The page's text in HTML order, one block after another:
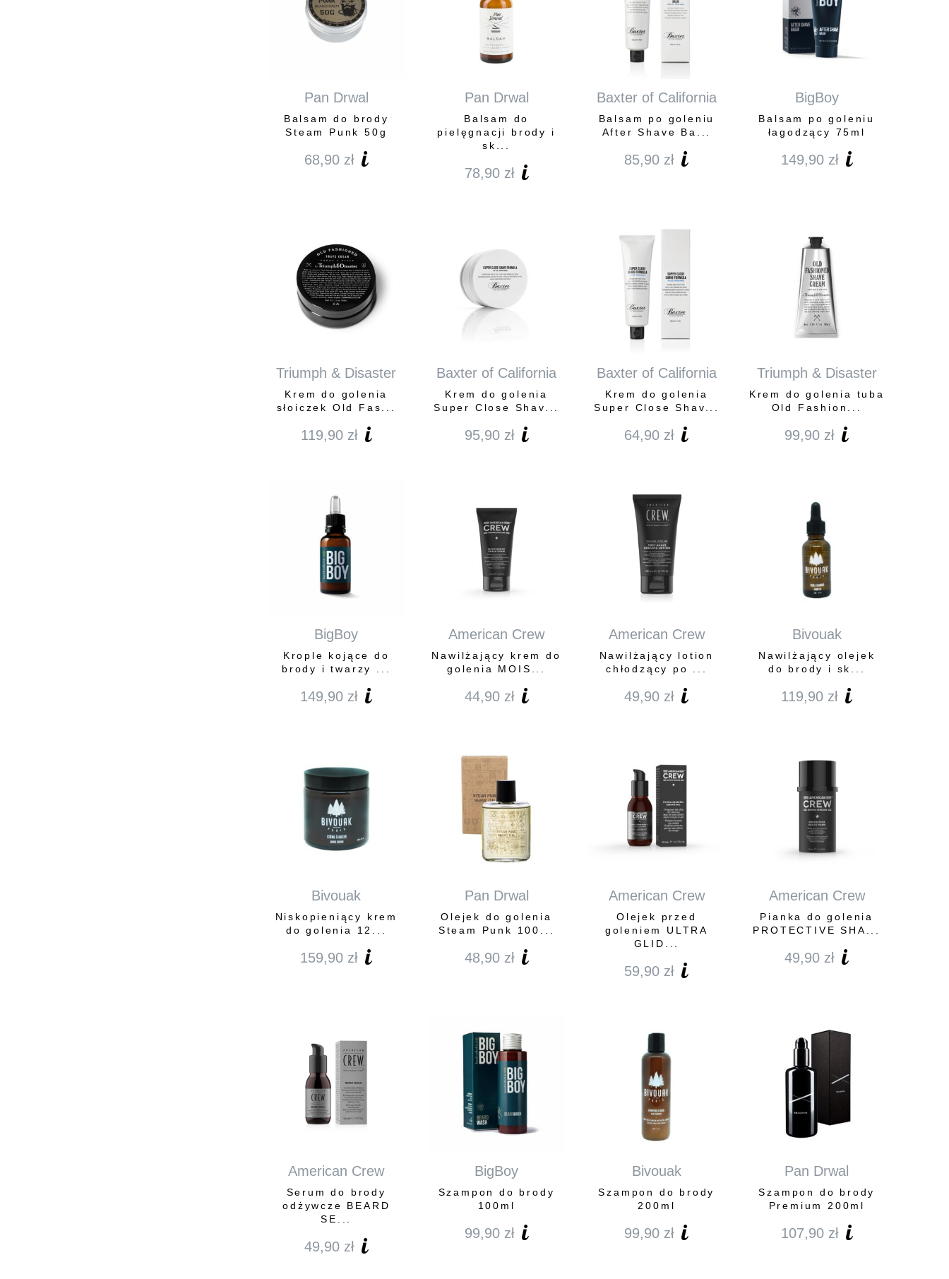
Pan Drwal
Balsam do brody
Steam Punk 50g
68,90 zł
Pan Drwal
Balsam do
pielęgnacji brody i
sk...
78,90 zł
Baxter of California
Balsam po goleniu
After Shave Ba...
85,90 zł
BigBoy
Balsam po goleniu
łagodzący 75ml
149,90 zł
Triumph & Disaster
Krem do golenia
słoiczek Old Fas...
119,90 zł
Baxter of California
Krem do golenia
Super Close Shav...
95,90 zł
Baxter of California
Krem do golenia
Super Close Shav...
64,90 zł
Triumph & Disaster
Krem do golenia tuba
Old Fashion...
99,90 zł
BigBoy
Krople kojące do
brody i twarzy ...
149,90 zł
American Crew
Nawilżający krem do
golenia MOIS...
44,90 zł
American Crew
Nawilżający lotion
chłodzący po ...
49,90 zł
Bivouak
Nawilżający olejek
do brody i sk...
119,90 zł
Bivouak
Niskopieniący krem
do golenia 12...
159,90 zł
Pan Drwal
Olejek do golenia
Steam Punk 100...
48,90 zł
American Crew
Olejek przed
goleniem ULTRA
GLID...
59,90 zł
American Crew
Pianka do golenia
PROTECTIVE SHA...
49,90 zł
American Crew
Serum do brody
odżywcze BEARD
SE...
49,90 zł
BigBoy
Szampon do brody
100ml
99,90 zł
Bivouak
Szampon do brody
200ml
99,90 zł
Pan Drwal
Szampon do brody
Premium 200ml
107,90 zł